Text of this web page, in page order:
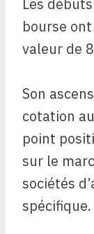
Les
bourse
valeur de
Son
cotation
point
sur le
sociétés
spécifique.